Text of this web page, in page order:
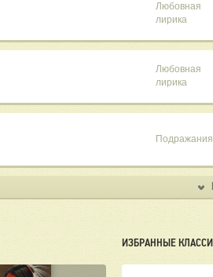
Любовная
лирика
Любовная
лирика
Подражания
ИЗБРАННЫЕ